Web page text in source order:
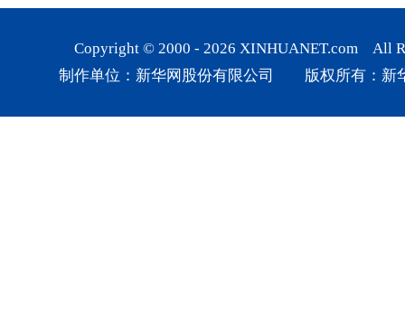
Copyright © 2000 - 2026 XINHUANET.com All
制作单位：新华网股份有限公司 版权所有：新